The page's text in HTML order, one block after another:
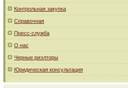
Контрольная закупка
Справочная
Пресс-служба
О нас
Черные риэлторы
Юридическая консультация